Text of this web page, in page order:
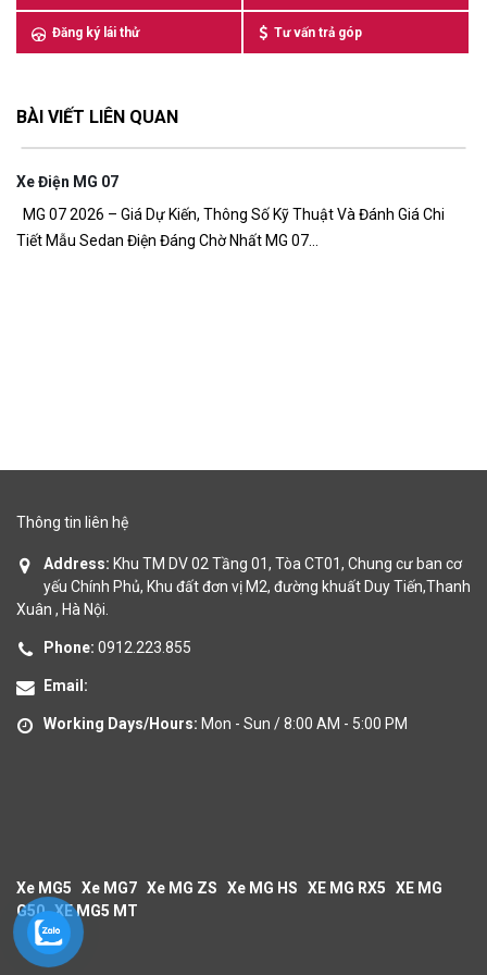
Đăng ký lái thử Tư vấn trả góp
BÀI VIẾT LIÊN QUAN
Xe Điện MG 07
MG 07 2026 – Giá Dự Kiến, Thông Số Kỹ Thuật Và Đánh Giá Chi
Tiết Mẫu Sedan Điện Đáng Chờ Nhất MG 07...
Thông tin liên hệ
Address: Khu TM DV 02 Tầng 01, Tòa CT01, Chung cư ban cơ
yếu Chính Phủ, Khu đất đơn vị M2, đường khuất Duy Tiến,Thanh
Xuân , Hà Nội.
Phone: 0912.223.855
Email:
Working Days/Hours: Mon - Sun / 8:00 AM - 5:00 PM
Xe MG5 Xe MG7 Xe MG ZS Xe MG HS XE MG RX5
XE MG
G50 XE MG5 MT